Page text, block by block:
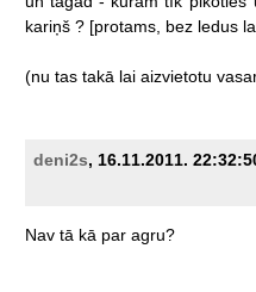
kariņš ? [protams, bez ledus
(nu tas takā lai aizvietotu
deni2s, 16.11.2011.
Nav tā kā par agru?